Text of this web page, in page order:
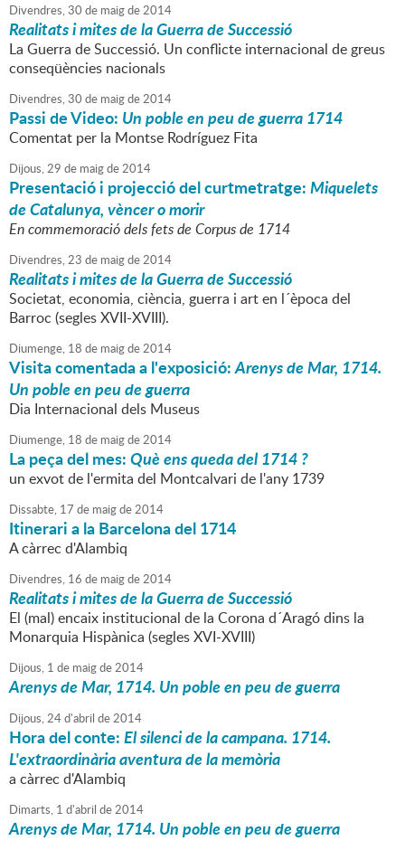
Divendres,30 de maigde2014
Realitats i mites de la Guerra de Successió
La Guerra de Successió. Un conflicte internacional de greus
conseqüències nacionals
Divendres,30 de maigde2014
Passi de Video: Un poble en peu de guerra 1714
Comentat per la Montse Rodríguez Fita
Dijous,29 de maigde2014
Presentació i projecció del curtmetratge:Miquelets
de Catalunya, vèncer o morir
En commemoració dels fets de Corpus de 1714
Divendres,23 de maigde2014
Realitats i mites de la Guerra de Successió
Societat, economia, ciència, guerra i art en l´època del
Barroc (segles XVII-XVIII).
Diumenge, 18 de maigde2014
Visita comentada a l'exposició:Arenys de Mar, 1714.
Un poble en peu de guerra
Dia Internacional dels Museus
Diumenge, 18 de maigde2014
La peça del mes:Què ens queda del 1714 ?
un exvot de l'ermita del Montcalvari de l'any 1739
Dissabte, 17 de maigde2014
Itinerari a la Barcelona del 1714
A càrrec d'Alambiq
Divendres, 16 de maigde2014
Realitats i mites de la Guerra de Successió
El (mal) encaix institucional de la Corona d´Aragó dins la
Monarquia Hispànica (segles XVI-XVIII)
Dijous, 1 de maigde2014
Arenys de Mar, 1714. Un poble en peu de guerra
Dijous,24d'abril de2014
Hora del conte:El silenci de la campana. 1714.
L'extraordinària aventura de la memòria
a càrrec d'Alambiq
Dimarts, 1 d'abril de2014
Arenys de Mar, 1714. Un poble en peu de guerra